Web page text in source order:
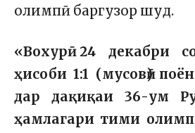
олимпӣ баргузор шуд.
«Вохурӣ 24 декабри
ҳисоби 1:1 (мусовӣ)
дар дақиқаи 36-ум
ҳамлагари тими